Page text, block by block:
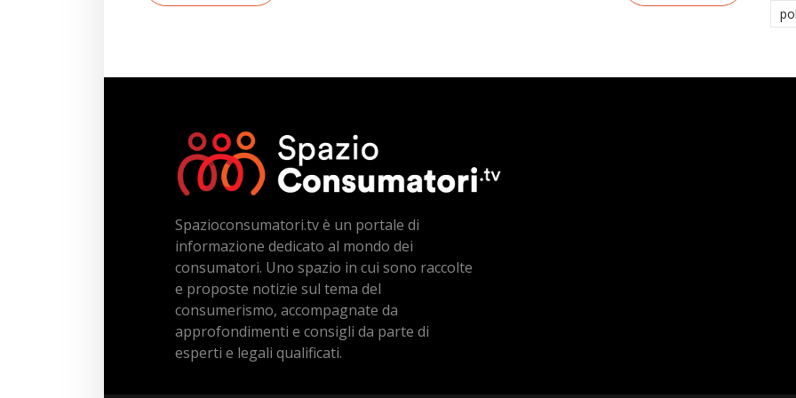
Spazioconsumatori.tv è un portale di
informazione dedicato al mondo dei
consumatori. Uno spazio in cui sono raccolte
e proposte notizie sul tema del
consumerismo, accompagnate da
approfondimenti e consigli da parte di
esperti e legali qualificati.